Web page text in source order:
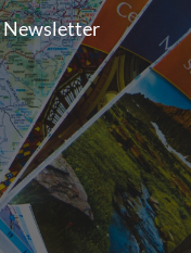
Newsletter